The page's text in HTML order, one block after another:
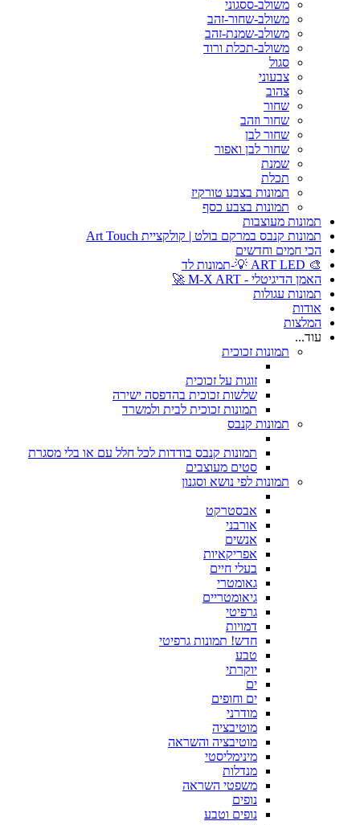
משולב-ססגוני
משולב-שחור-זהב
משולב-שמנת-זהב
משולב-תכלת ורוד
סגול
צבעוני
צהוב
שחור
שחור וזהב
שחור לבן
שחור לבן ואפור
שמנת
תכלת
תמונות בצבע טורקיז
תמונות בצבע כסף
תמונות מעוצבות
תמונות קנבס במרקם בולט | קולקציית Art Touch
הכי חמים וחדשים
🎨 ART LED 💡-תמונות לד
האמן הדיגיטלי - M-X ART 🚀
תמונות עגולות
אודות
המלצות
עוד...
תמונות זכוכית
זוגות על זכוכית
שלשות זכוכית בהדפסה ישירה
תמונות זכוכית לבית ולמשרד
תמונות קנבס
תמונות קנבס בודדות לכל חלל עם או בלי מסגרת
סטים מעוצבים
תמונות לפי נושא וסגנון
אבסטרקט
אורבני
אנשים
אפריקאיות
בעלי חיים
גאומטרי
גיאומטריים
גרפיטי
דמויות
חדש! תמונות גרפיטי
טבע
יוקרתי
ים
ים וחופים
מודרני
מוטיבציה
מוטיבציה והשראה
מינימליסטי
מנדלות
משפטי השראה
נופים
נופים וטבע